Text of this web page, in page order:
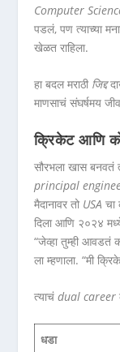
Computer
पडलं, पण त्याच्या
खेळत राहिला.
हा बदल मराठी जिद्द
माणसाचं संघर्षमय
क्रिकेट आणि
सौरभला खास बनवतं
principal
मैदानावर तो USA चा
दिला आणि २०२४
“जेव्हा तुम्ही आवडतं
ला म्हणाला. “मी
त्याचंdual career
धडा